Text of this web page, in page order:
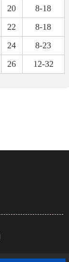
20
8-18
22
8-18
24
8-23
26 12-32